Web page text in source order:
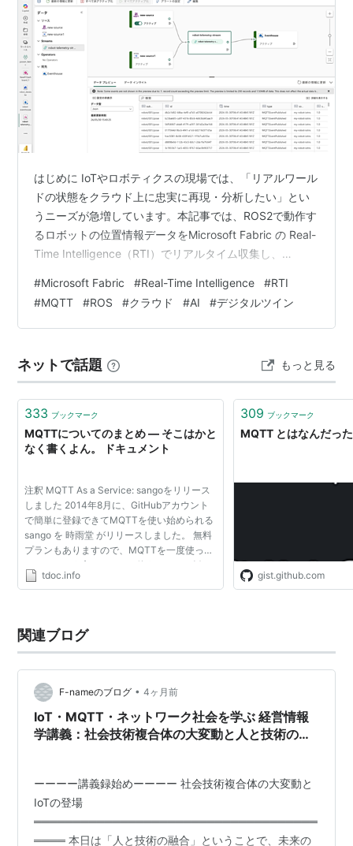
はじめに IoTやロボティクスの現場では、「リアルワール
ドの状態をクラウド上に忠実に再現・分析したい」とい
うニーズが急増しています。本記事では、ROS2で動作す
るロボットの位置情報データをMicrosoft Fabric の Real-
Time Intelligence（RTI）でリアルタイム収集し、
によってリアルタイム可視化を行う「クラウド連携デジ
タルツイン」の構築手順を初心者向けに解説します。 本
記事のアジェンダ 本記事では以下の流れで解説します。
プ1：Fa…
#Microsoft Fabric #Real-Time Intelligence #RTI
#MQTT #ROS #クラウド #AI #デジタルツイン
ネットで話題 もっと見る
333 ブックマーク
MQTTについてのまとめ — そこはかと
なく書くよん。 ドキュメント
注釈 MQTT As a Service: sangoをリリース
しました 2014年8月に、GitHubアカウント
で簡単に登録できてMQTTを使い始められる
sango を 時雨堂 がリリースしました。 無料
プランもありますので、MQTTを一度使って
みたいという方はsangoを使うことをお勧め
します。 最近voluntasさんが 活動 してお
tdoc.info
309 ブックマーク
MQTT とはなんだっ
gist.github.com
関連ブログ
F-nameのブログ • 4ヶ月前
IoT・MQTT・ネットワーク社会を学ぶ 経営情報
学講義：社会技術複合体の大変動と人と技術の融
ーーーー講義録始めーーーー 社会技術複合体の大変動と
IoTの登場
════════════════════════════════════
════ 本日は「人と技術の融合」ということで、未来の